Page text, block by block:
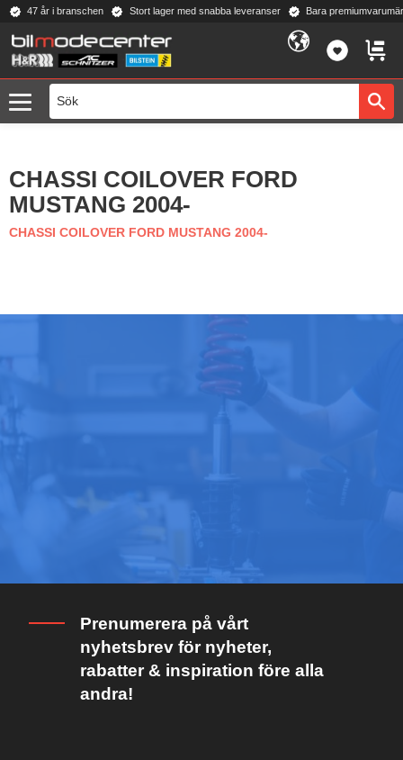
Meny
47 år i branschen Stort lager med snabba leveranser Bara
CHASSI COILOVER FORD
MUSTANG 2004-
CHASSI COILOVER FORD MUSTANG 2004-
Prenumerera på vårt
nyhetsbrev för nyheter,
rabatter & inspiration före alla
andra!